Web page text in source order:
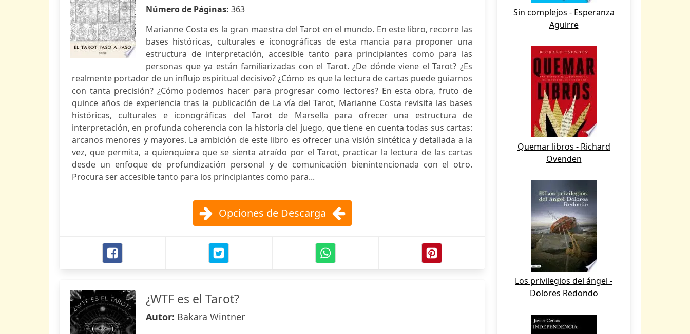
Número de Páginas: 363
Marianne Costa es la gran maestra del Tarot en el mundo. En este libro, recorre las
bases históricas, culturales e iconográficas de esta mancia para proponer una
estructura de interpretación, accesible tanto para principiantes como para las
personas que ya están familiarizadas con el Tarot. ¿De dónde viene el Tarot? ¿Es
realmente portador de un influjo espiritual decisivo? ¿Cómo es que la lectura de cartas puede guiarnos
con tanta precisión? ¿Cómo podemos hacer para progresar como lectores? En esta obra, fruto de
quince años de experiencia tras la publicación de La vía del Tarot, Marianne Costa revisita las bases
históricas, culturales e iconográficas del Tarot de Marsella para ofrecer una estructura de
interpretación, en profunda coherencia con la historia del juego, que tiene en cuenta todas sus cartas:
arcanos menores y mayores. La ambición de este libro es ofrecer una visión sintética y detallada a la
vez, que permita, a quienquiera que se sienta atraído por el Tarot, practicar la lectura de las cartas
desde un enfoque de profundización personal y de comunicación bienintencionada con el otro.
Procura ser accesible tanto para los principiantes como para...
Opciones de Descarga
¿WTF es el Tarot?
Autor: Bakara Wintner
Sin complejos - Esperanza
Aguirre
Quemar libros - Richard
Ovenden
Los privilegios del ángel -
Dolores Redondo